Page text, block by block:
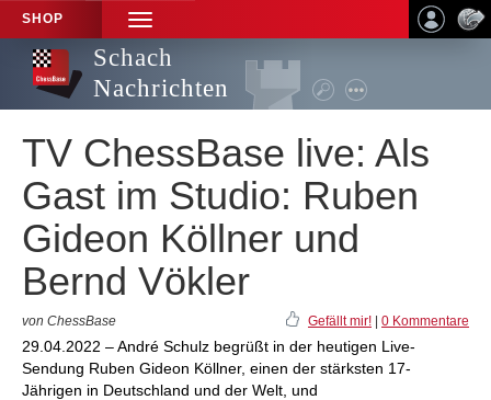
SHOP
TOGGLE
NAVIGATION
Schach
Nachrichten
TV ChessBase live: Als
Gast im Studio: Ruben
Gideon Köllner und
Bernd Vökler
von ChessBase Gefällt mir! 0 Kommentare
29.04.2022 – André Schulz begrüßt in der heutigen Live-
Sendung Ruben Gideon Köllner, einen der stärksten 17-
Jährigen in Deutschland und der Welt, und